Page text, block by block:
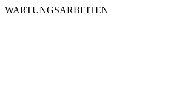
WARTUNGSARBEITEN